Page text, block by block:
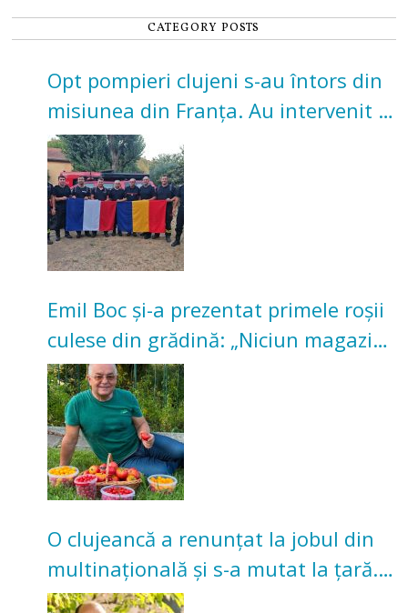
CATEGORY POSTS
Opt pompieri clujeni s-au întors din
misiunea din Franța. Au intervenit la
incendii de vegetație și pădure
Emil Boc și-a prezentat primele roșii
culese din grădină: „Niciun magazin
nu poate oferi această satisfacție”
O clujeancă a renunțat la jobul din
multinațională și s-a mutat la țară.
Acum cultivă legume în grădina